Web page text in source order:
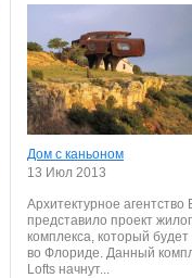
Дом с каньоном
13 Июл 2013
Архитектурное агентство
представило проект
комплекса, который
во Флориде. Данный
Lofts начнут...